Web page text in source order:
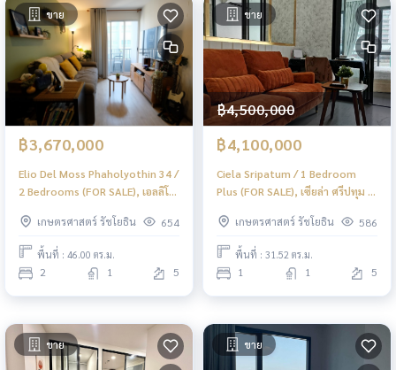
ขาย
฿3,670,000
Elio Del Moss Phaholyothin 34 /
2 Bedrooms (FOR SALE), เอลลิโอ
นอน (ขาย) PINP333
เกษตรศาสตร์ รัชโยธิน 654
พื้นที่ : 46.00 ตร.ม.
2 1 5
ขาย
฿4,500,000
฿4,100,000
Ciela Sripatum / 1 Bedroom
Plus (FOR SALE), เซียล่า ศรีปทุม /
เกษตรศาสตร์ รัชโยธิน
586
พื้นที่ : 31.52 ตร.ม.
1 1 5
ขาย ขาย